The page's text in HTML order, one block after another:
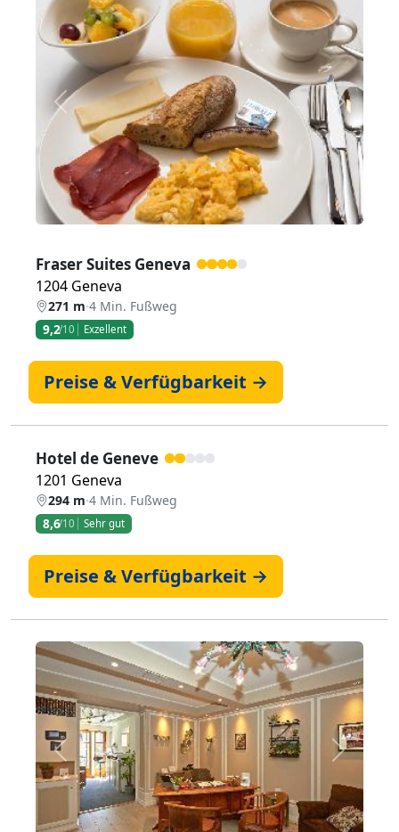
Zurück Weiter
Fraser Suites Geneva
1204 Geneva
271 m·4 Min. Fußweg
9,2/10 Exzellent
Preise & Verfügbarkeit →
Hotel de Geneve
1201 Geneva
294 m·4 Min. Fußweg
8,6/10 Sehr gut
Preise & Verfügbarkeit →
Zurück Weiter